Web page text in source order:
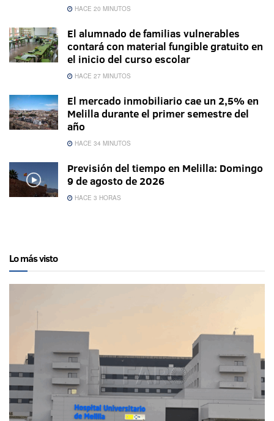
HACE 20 MINUTOS
El alumnado de familias vulnerables
contará con material fungible gratuito en
el inicio del curso escolar
HACE 27 MINUTOS
El mercado inmobiliario cae un 2,5% en
Melilla durante el primer semestre del
año
HACE 34 MINUTOS
Previsión del tiempo en Melilla: Domingo
9 de agosto de 2026
HACE 3 HORAS
Lo más visto